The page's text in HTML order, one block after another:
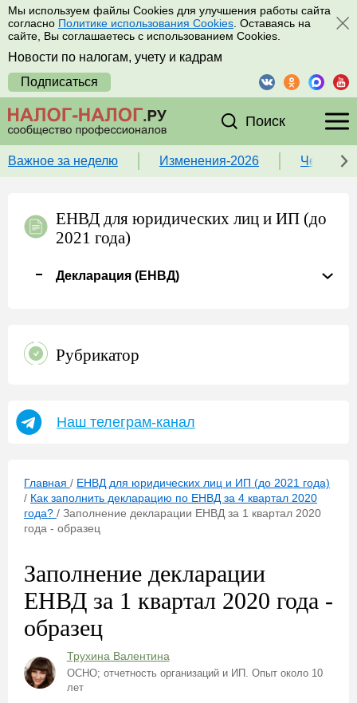
Мы используем файлы Cookies для улучшения работы сайта
согласно Политике использования Cookies . Оставаясь на
сайте, Вы соглашаетесь с использованием Cookies.
Новости по налогам, учету и кадрам
Подписаться
Поиск
Важное за неделю Изменения-2026 Чек-
ЕНВД для юридических лиц и ИП (до
2021 года)
Декларация (ЕНВД)
Рубрикатор
Наш телеграм-канал
Главная / ЕНВД для юридических лиц и ИП (до 2021 года)
/ Как заполнить декларацию по ЕНВД за 4 квартал 2020
года? / Заполнение декларации ЕНВД за 1 квартал 2020
года - образец
Заполнение декларации
ЕНВД за 1 квартал 2020 года -
образец
Трухина Валентина
ОСНО; отчетность организаций и ИП. Опыт около 10
лет